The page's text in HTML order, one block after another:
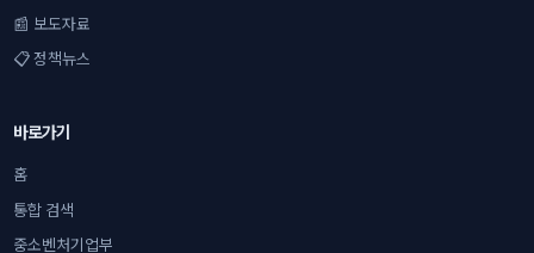
📰 보도자료
📋 정책뉴스
바로가기
홈
통합 검색
중소벤처기업부